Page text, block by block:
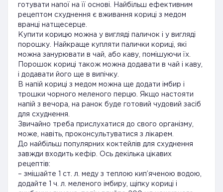
готувати напої на її основі. Найбільш ефективним
рецептом схуднення є вживання кориці з медом
вранці натщесерце.
Купити корицю можна у вигляді паличок і у вигляді
порошку. Найкраще купляти палички кориці, які
можна занурювати в чай, або каву, помішуючи їх.
Порошок кориці також можна додавати в чай і каву,
і додавати його ще в випічку.
В напій кориці з медом можна ще додати імбир і
трошки чорного меленого перцю. Якщо настояти
напій з вечора, на ранок буде готовий чудовий засіб
для схуднення.
Звичайно треба прислухатися до свого організму,
може, навіть, проконсультуватися з лікарем.
До найбільш популярних коктейлів для схуднення
завжди входить кефір. Ось декілька цікавих
рецептів:
– змішайте 1 ст. л. меду з теплою кип’яченою водою,
додайте 1 ч. л. меленого імбиру, щіпку кориці і